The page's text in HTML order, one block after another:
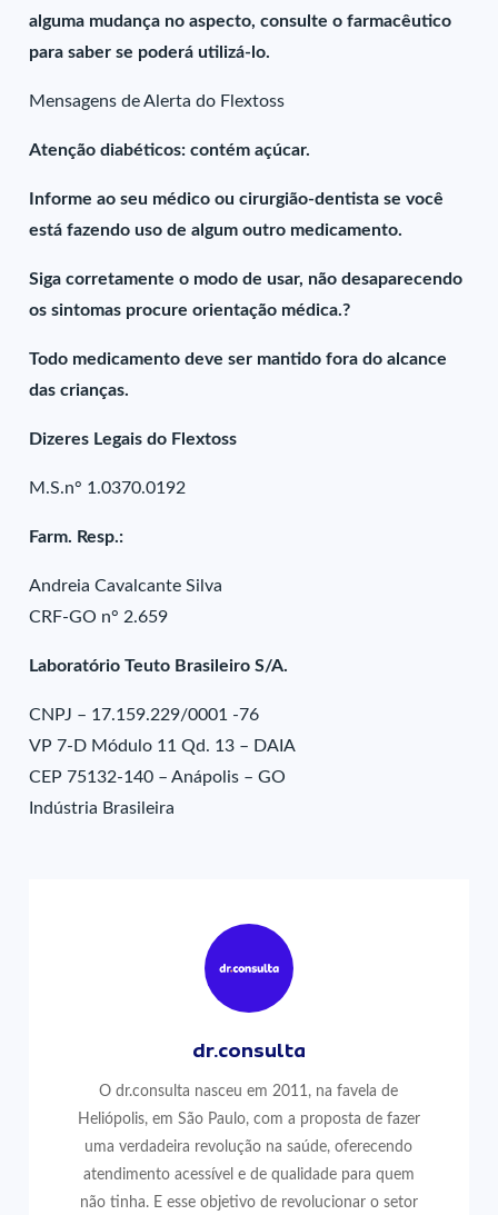
alguma mudança no aspecto, consulte o farmacêutico
para saber se poderá utilizá-lo.
Mensagens de Alerta do Flextoss
Atenção diabéticos: contém açúcar.
Informe ao seu médico ou cirurgião-dentista se você
está fazendo uso de algum outro medicamento.
Siga corretamente o modo de usar, não desaparecendo
os sintomas procure orientação médica.?
Todo medicamento deve ser mantido fora do alcance
das crianças.
Dizeres Legais do Flextoss
M.S.n° 1.0370.0192
Farm. Resp.:
Andreia Cavalcante Silva
CRF-GO n° 2.659
Laboratório Teuto Brasileiro S/A.
CNPJ – 17.159.229/0001 -76
VP 7-D Módulo 11 Qd. 13 – DAIA
CEP 75132-140 – Anápolis – GO
Indústria Brasileira
dr.consulta
O dr.consulta nasceu em 2011, na favela de
Heliópolis, em São Paulo, com a proposta de fazer
uma verdadeira revolução na saúde, oferecendo
atendimento acessível e de qualidade para quem
não tinha. E esse objetivo de revolucionar o setor